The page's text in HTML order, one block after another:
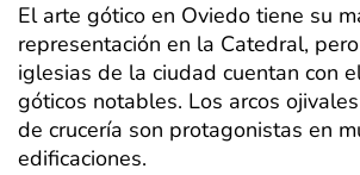
El arte gótico en Oviedo tiene su
representación en la Catedral,
iglesias de la ciudad cuentan con
góticos notables. Los arcos
de crucería son protagonistas en
edificaciones.